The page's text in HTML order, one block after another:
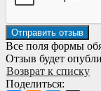
Все поля формы
Отзыв будет
Возврат к списку
Поделиться: